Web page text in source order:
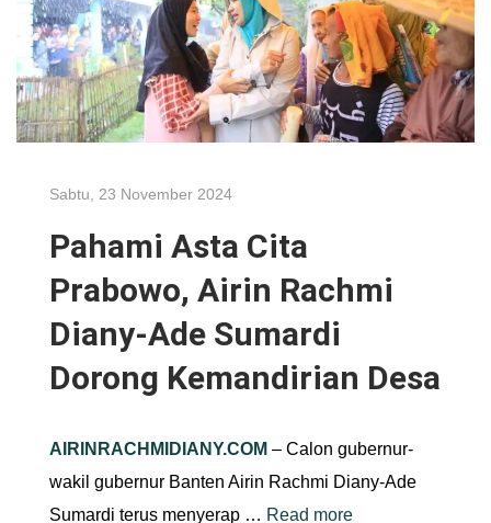
Sabtu, 23 November 2024
Pahami Asta Cita
Prabowo, Airin Rachmi
Diany-Ade Sumardi
Dorong Kemandirian Desa
AIRINRACHMIDIANY.COM – Calon gubernur-
wakil gubernur Banten Airin Rachmi Diany-Ade
Sumardi terus menyerap … Read more